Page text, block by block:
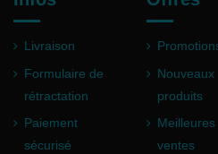
Livraison
Formulaire de
rétractation
Paiement
sécurisé
Nouveaux
produits
Meilleures
ventes